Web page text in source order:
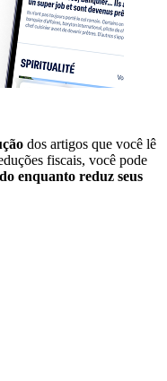
dos artigos que você lê
fiscais, você pode
enquanto reduz seus